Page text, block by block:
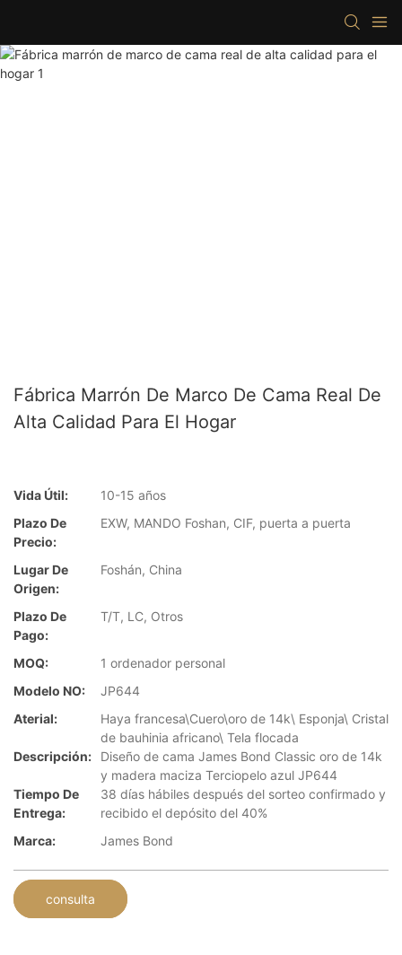
Fábrica Marrón De Marco De Cama Real De
Alta Calidad Para El Hogar
Vida Útil:
10-15 años
Plazo De
Precio:
EXW, MANDO Foshan, CIF, puerta a puerta
Lugar De
Origen:
Foshán, China
Plazo De
Pago:
T/T, LC, Otros
MOQ:
1 ordenador personal
Modelo NO:
JP644
Aterial:
Haya francesa\Cuero\oro de 14k\ Esponja\ Cristal
de bauhinia africano\ Tela flocada
Descripción:
Diseño de cama James Bond Classic oro de 14k
y madera maciza Terciopelo azul JP644
Tiempo De
Entrega:
38 días hábiles después del sorteo confirmado y
recibido el depósito del 40%
Marca:
James Bond
consulta